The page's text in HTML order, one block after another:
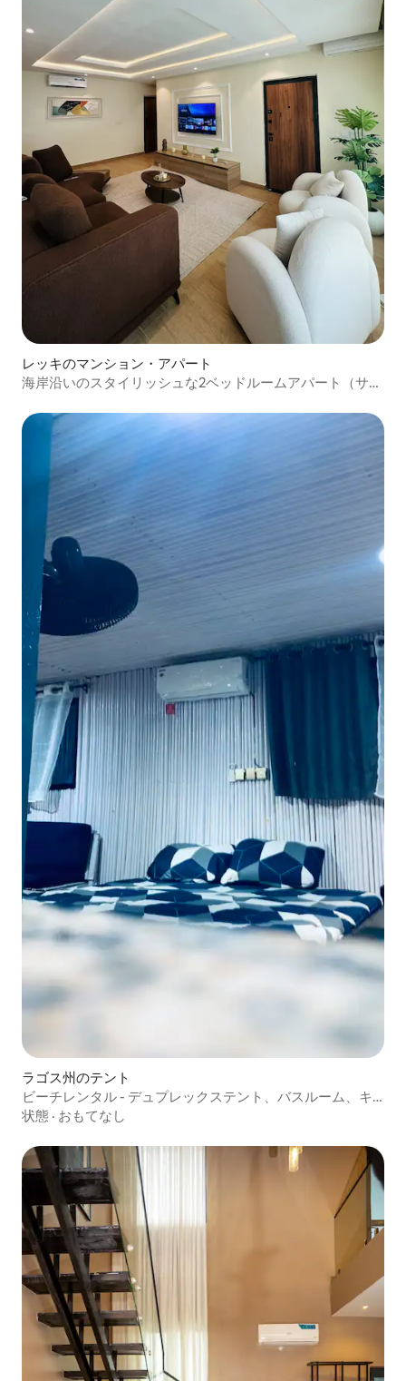
レッキのマンション・アパート
海岸沿いのスタイリッシュな2ベッドルームアパート（サー
ラゴス州のテント
ビーチレンタル - デュプレックステント、バスルーム、キ
ッチン
状態 · おもてなし